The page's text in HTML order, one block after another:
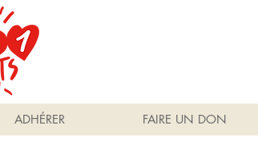
ADHÉRER FAIRE UN DON